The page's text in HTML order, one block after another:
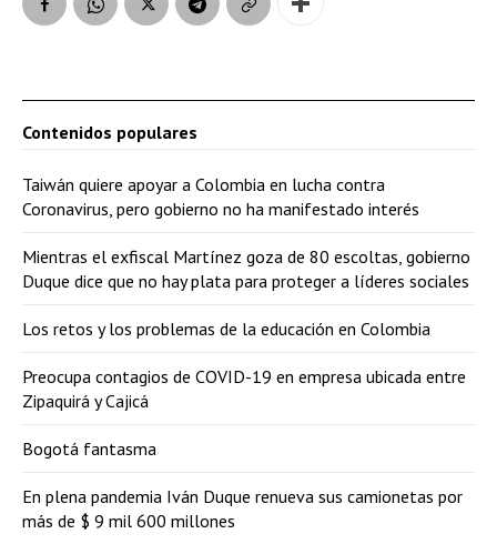
Contenidos populares
Taiwán quiere apoyar a Colombia en lucha contra
Coronavirus, pero gobierno no ha manifestado interés
Mientras el exfiscal Martínez goza de 80 escoltas, gobierno
Duque dice que no hay plata para proteger a líderes sociales
Los retos y los problemas de la educación en Colombia
Preocupa contagios de COVID-19 en empresa ubicada entre
Zipaquirá y Cajicá
Bogotá fantasma
En plena pandemia Iván Duque renueva sus camionetas por
más de $ 9 mil 600 millones